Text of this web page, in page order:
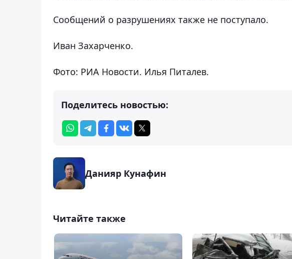
Сообщений о разрушениях также не поступало.
Иван Захарченко.
Фото: РИА Новости. Илья Питалев.
Поделитесь новостью:
Данияр Кунафин
Читайте также